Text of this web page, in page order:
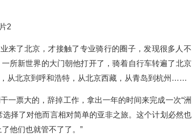
来了北京，才接触了专业骑行的圈子，发现很多人不
所新世界的大门朝他打开了，骑着自行车转遍了北京
从北京到呼和浩特，从北京西藏，从青岛到杭州……
一票大的，辞掉工作，拿出一年的时间来完成一次“洲
择了对他而言相对简单的亚非之旅。这个计划必然也
他们也就管不了了。”